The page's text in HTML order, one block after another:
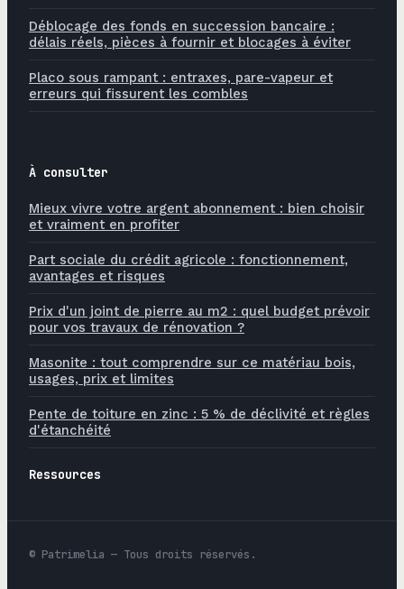
Déblocage des fonds en succession bancaire :
délais réels, pièces à fournir et blocages à éviter
Placo sous rampant : entraxes, pare-vapeur et
erreurs qui fissurent les combles
À consulter
Mieux vivre votre argent abonnement : bien choisir
et vraiment en profiter
Part sociale du crédit agricole : fonctionnement,
avantages et risques
Prix d'un joint de pierre au m2 : quel budget prévoir
pour vos travaux de rénovation ?
Masonite : tout comprendre sur ce matériau bois,
usages, prix et limites
Pente de toiture en zinc : 5 % de déclivité et règles
d'étanchéité
Ressources
© Patrimelia — Tous droits réservés.